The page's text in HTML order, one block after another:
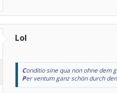
Lol
Conditio sine qua nonohne dem
Per ventumganz schön durch